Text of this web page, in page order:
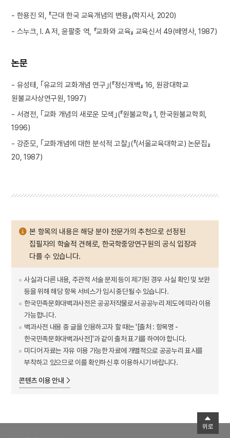
- 한용진 외, 『근대 한국 교육개념의 변용』(학지사, 2020)
- 스누크, I. A 저, 윤팔중 역, 『교화와 교육』 교육신서 49(배영사, 1987)
논문
- 유성태, ｢유교의 교화개념 연구｣(『정신개벽』 16, 원광대학교
원불교사상연구원, 1997)
- 서경전, ｢교화 개념의 새로운 모색｣(『원불교학』 1, 한국원불교학회,
1996)
- 강준모, ｢교화개념에 대한 분석적 고찰｣(『(서울교육대학교) 논문집』
20, 1987)
본 항목의 내용은 해당 분야 전문가의 추천으로 선정된
집필자의 학술적 견해로, 한국학중앙연구원의 공식 입장과
다를 수 있습니다.
사실과 다른 내용, 주관적 서술 문제 등이 제기된 경우 사실 확인 및 보완
등을 위해 해당 항목 서비스가 임시 중단될 수 있습니다.
한국민족문화대백과사전은 공공저작물로서 공공누리 제도에 따라 이용
가능합니다.
백과사전 내용 중 글을 인용하고자 할 때는 '[출처 : 항목명 -
한국민족문화대백과사전]'과 같이 출처 표기를 하여야 합니다.
미디어 자료는 자유 이용 가능한 자료에 개별적으로 공공누리 표시를
부착하고 있으므로 이를 확인하신 후 이용하시기 바랍니다.
콘텐츠 이용 안내
위로